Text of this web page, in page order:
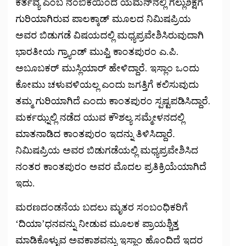
ಗುರಿಯಾಗಿರುವ ಪಾಲಕ್ಕಾಡ್ ಮೂಲದ ನಿಮಿಷಪ್ರಿಯ
ಅವರ ಬಿಡುಗಡೆ ವಿಷಯದಲ್ಲಿ ಮಧ್ಯಪ್ರವೇಶಿಸಿರುವುದಾಗಿ
ಭಾರತೀಯ ಗ್ರ್ಯಾಂಡ್ ಮುಫ್ತಿ ಕಾಂತಪುರಂ ಎ.ಪಿ.
ಅಬೂಬಕರ್ ಮುಸ್ಲಿಯಾರ್ ಹೇಳಿದ್ದಾರೆ. ಇಸ್ಲಾಂ ಒಂದು
ಕೋಮು ಚಳುವಳಿಯಲ್ಲ ಎಂದು ಜಗತ್ತಿಗೆ ಕಲಿಸುವುದು
ತಮ್ಮ ಗುರಿಯಾಗಿದೆ ಎಂದು ಕಾಂತಪುರಂ ಸ್ಪಷ್ಟಪಡಿಸಿದ್ದಾರೆ.
ಮರ್ಕಝ್ನಲ್ಲಿ ನಡೆದ ಯುವ ಕೌಶಲ್ಯ ಸಮ್ಮೇಳನದಲ್ಲಿ
ಮಾತನಾಡಿದ ಕಾಂತಪುರಂ ಇದನ್ನು ತಿಳಿಸಿದ್ದಾರೆ.
ನಿಮಿಷಪ್ರಿಯ ಅವರ ಬಿಡುಗಡೆಯಲ್ಲಿ ಮಧ್ಯಪ್ರವೇಶಿಸಿದ
ನಂತರ ಕಾಂತಪುರಂ ಅವರ ಮೊದಲ ಪ್ರತಿಕ್ರಿಯೆಯಾಗಿದೆ
ಇದು.
ಮರಣದಂಡನೆಯ ಬದಲು ಮೃತರ ಸಂಬಂಧಿಕರಿಗೆ
‘ದಿಯಾ’ಧನವನ್ನು ನೀಡುವ ಮೂಲಕ ಪ್ರಾಯಶ್ಚಿತ್ತ
ಮಾಡಿಕೊಳ್ಳುವ ಅವಕಾಶವನ್ನು ಇಸ್ಲಾಂ ಹೊಂದಿದೆ ಇದರ